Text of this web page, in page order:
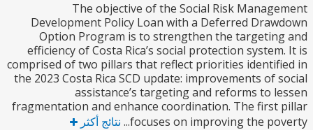
The objective of the Social Risk
Development Policy Loan with a Deferred
Option Program is to strengthen the
efficiency of Costa Rica’s social protection
comprised of two pillars that reflect priorities
the 2023 Costa Rica SCD update: improvements of
assistance’s targeting and reforms to
fragmentation and enhance coordination. The
focuses on improving the
نتائج أكثر